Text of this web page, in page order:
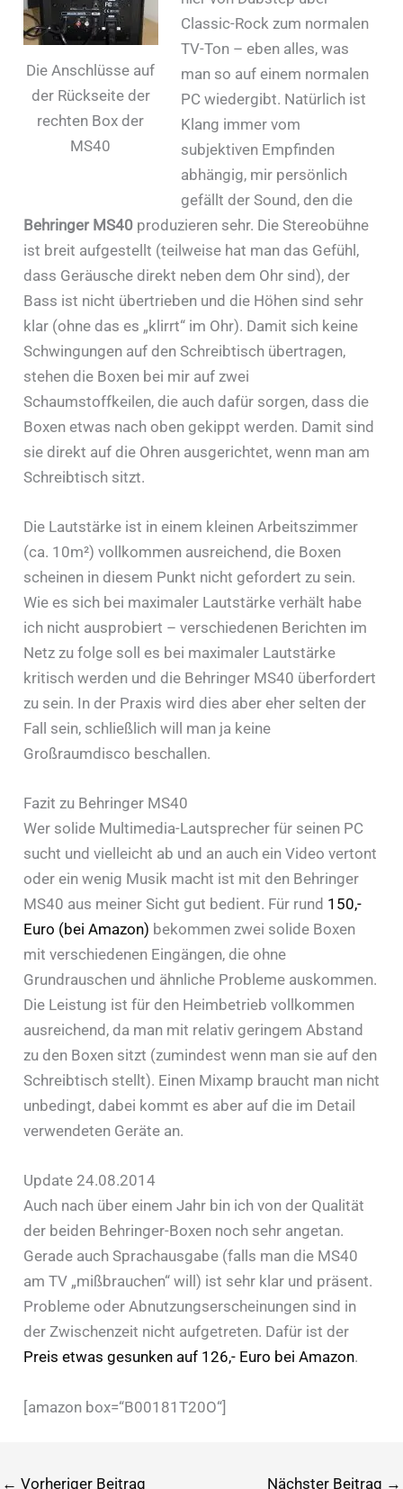
Die Anschlüsse auf
der Rückseite der
rechten Box der
MS40
Classic-Rock zum normalen
TV-Ton – eben alles, was
man so auf einem normalen
PC wiedergibt. Natürlich ist
Klang immer vom
subjektiven Empfinden
abhängig, mir persönlich
gefällt der Sound, den die
Behringer MS40produzieren sehr. Die Stereobühne
ist breit aufgestellt (teilweise hat man das Gefühl,
dass Geräusche direkt neben dem Ohr sind), der
Bass ist nicht übertrieben und die Höhen sind sehr
klar (ohne das es „klirrt“ im Ohr). Damit sich keine
Schwingungen auf den Schreibtisch übertragen,
stehen die Boxen bei mir auf zwei
Schaumstoffkeilen, die auch dafür sorgen, dass die
Boxen etwas nach oben gekippt werden. Damit sind
sie direkt auf die Ohren ausgerichtet, wenn man am
Schreibtisch sitzt.
Die Lautstärke ist in einem kleinen Arbeitszimmer
(ca. 10m²) vollkommen ausreichend, die Boxen
scheinen in diesem Punkt nicht gefordert zu sein.
Wie es sich bei maximaler Lautstärke verhält habe
ich nicht ausprobiert – verschiedenen Berichten im
Netz zu folge soll es bei maximaler Lautstärke
kritisch werden und die Behringer MS40 überfordert
zu sein. In der Praxis wird dies aber eher selten der
Fall sein, schließlich will man ja keine
Großraumdisco beschallen.
Fazit zu Behringer MS40
Wer solide Multimedia-Lautsprecher für seinen PC
sucht und vielleicht ab und an auch ein Video vertont
oder ein wenig Musik macht ist mit den Behringer
MS40 aus meiner Sicht gut bedient. Für rund 150,-
Euro (bei Amazon) bekommen zwei solide Boxen
mit verschiedenen Eingängen, die ohne
Grundrauschen und ähnliche Probleme auskommen.
Die Leistung ist für den Heimbetrieb vollkommen
ausreichend, da man mit relativ geringem Abstand
zu den Boxen sitzt (zumindest wenn man sie auf den
Schreibtisch stellt). Einen Mixamp braucht man nicht
unbedingt, dabei kommt es aber auf die im Detail
verwendeten Geräte an.
Update 24.08.2014
Auch nach über einem Jahr bin ich von der Qualität
der beiden Behringer-Boxen noch sehr angetan.
Gerade auch Sprachausgabe (falls man die MS40
am TV „mißbrauchen“ will) ist sehr klar und präsent.
Probleme oder Abnutzungserscheinungen sind in
der Zwischenzeit nicht aufgetreten. Dafür ist der
Preis etwas gesunken auf 126,- Euro bei Amazon.
[amazon box=“B00181T20O“]
← Vorheriger Beitrag Nächster Beitrag →